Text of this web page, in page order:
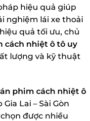
hiệu quả giúp
nghiệm lái xe thoải
quả tối ưu, chủ
cách nhiệt ô tô uy
lượng và kỹ thuật
phim cách nhiệt ô
Lai – Sài Gòn
được nhiều